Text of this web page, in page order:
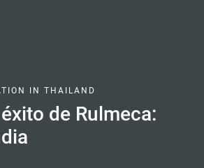
IN THAILAND
de Rulmeca: